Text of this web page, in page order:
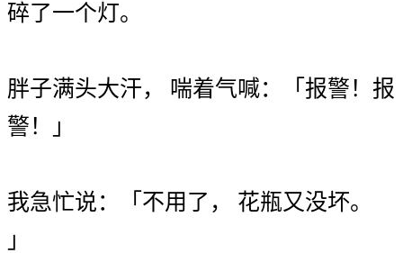
碎了一个灯。
胖子满头大汗， 喘着气喊： 「 报警！ 报
警！ 」
我急忙说： 「 不用 了 ， 花瓶又没坏。
」